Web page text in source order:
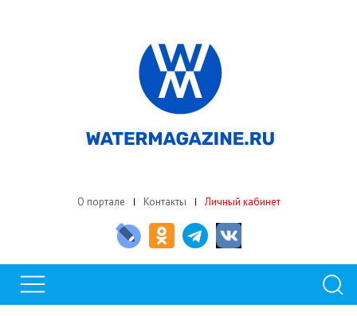
О портале Контакты Личный кабинет